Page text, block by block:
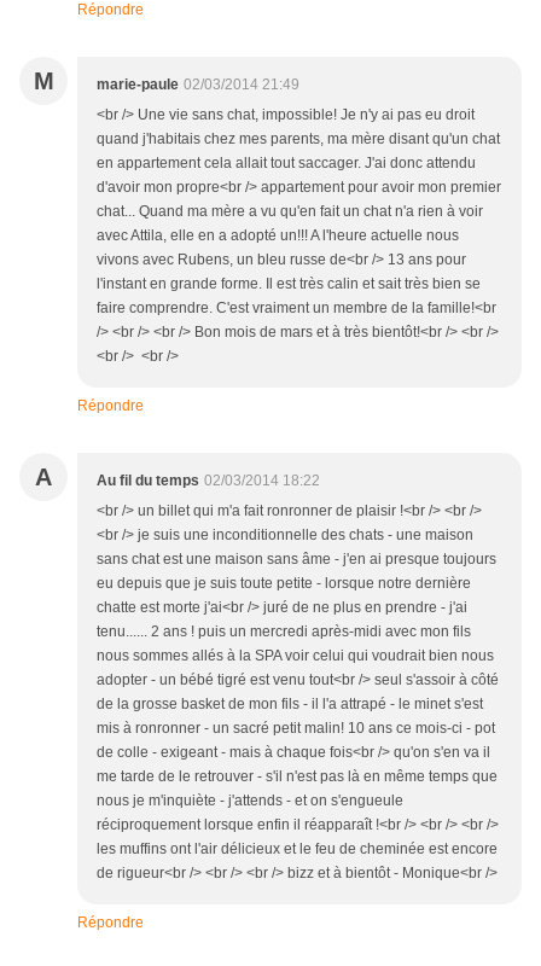
Répondre
M marie-paule 02/03/2014 21:49
<br /> Une vie sans chat, impossible! Je n'y ai pas eu droit
quand j'habitais chez mes parents, ma mère disant qu'un chat
en appartement cela allait tout saccager. J'ai donc attendu
d'avoir mon propre<br /> appartement pour avoir mon premier
chat... Quand ma mère a vu qu'en fait un chat n'a rien à voir
avec Attila, elle en a adopté un!!! A l'heure actuelle nous
vivons avec Rubens, un bleu russe de<br /> 13 ans pour
l'instant en grande forme. Il est très calin et sait très bien se
faire comprendre. C'est vraiment un membre de la famille!<br
/> <br /> <br /> Bon mois de mars et à très bientôt!<br /> <br />
<br /> <br />
Répondre
A Au fil du temps 02/03/2014 18:22
<br /> un billet qui m'a fait ronronner de plaisir !<br /> <br />
<br /> je suis une inconditionnelle des chats - une maison
sans chat est une maison sans âme - j'en ai presque toujours
eu depuis que je suis toute petite - lorsque notre dernière
chatte est morte j'ai<br /> juré de ne plus en prendre - j'ai
tenu...... 2 ans ! puis un mercredi après-midi avec mon fils
nous sommes allés à la SPA voir celui qui voudrait bien nous
adopter - un bébé tigré est venu tout<br /> seul s'assoir à côté
de la grosse basket de mon fils - il l'a attrapé - le minet s'est
mis à ronronner - un sacré petit malin! 10 ans ce mois-ci - pot
de colle - exigeant - mais à chaque fois<br /> qu'on s'en va il
me tarde de le retrouver - s'il n'est pas là en même temps que
nous je m'inquiète - j'attends - et on s'engueule
réciproquement lorsque enfin il réapparaît !<br /> <br /> <br />
les muffins ont l'air délicieux et le feu de cheminée est encore
de rigueur<br /> <br /> <br /> bizz et à bientôt - Monique<br />
Répondre